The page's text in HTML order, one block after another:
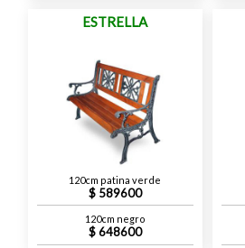
ESTRELLA
120cm patina verde
589600
120cm negro
648600